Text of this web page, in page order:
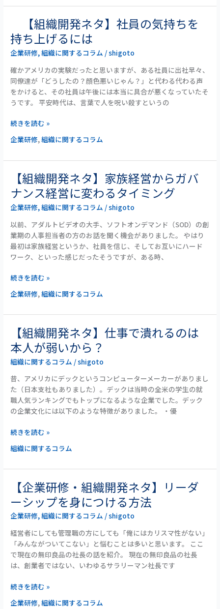
に
は
あ
の
だ
ろ
う
【組織開発ネタ】社員の気持ちを
持ち上げるには
企業研修,組織に関するコラム /shigoto
確かアメリカの実験だったと思いますが、ある社員に出社早々、
同僚達が「どうしたの？顔色悪いじゃん？」と代わる代わる声
をかけると、その社員は午後には本当に具合が悪くなっていたそ
うです。 平安時代は、言葉で人を呪い殺すというの
【組
織
開
発
ネ
タ】
社
員
の
気
持
を
上
げ
に
は
続きを読む »
企業研修,組織に関するコラム
【組織開発ネタ】家族経営からガバ
ナンス経営に変わるタイミング
企業研修,組織に関するコラム /shigoto
以前、アダルトビデオの大手、ソフトオンデマンド（SOD）の創
業期の人事担当者の方のお話を聞く機会がありました。 やはり
最初は家族経営というか、社員を信じ、そしてお互いにハード
ワーク、といった感じだったそうですが、ある時、
【組
織
開
発
タ】
家
族
経
営
か
ら
バ
ス
経
に
変
わ
る
イ
ミ
グ
続きを読む »
企業研修,組織に関するコラム
【組織開発ネタ】仕事で潰れるのは
本人が弱いから？
組織に関するコラム /shigoto
昔、アメリカにデックというコンピューターメーカーがありまし
た（日本支社もありました）。デックは当時の全米の学生の就
職人気ランキングでもトップになるような企業でした。デック
の企業文化には以下のような特徴がありました。 ・優
【組
織
開
発
ネ
タ】
仕
事
で
潰
れ
る
は
が
弱
か
ら？
続きを読む »
組織に関するコラム
【企業研修・組織開発ネタ】リーダ
ーシップを身につける方法
企業研修,組織に関するコラム /shigoto
経営者にしても管理職の方にしても「俺にはカリスマ性がない」
「みんながついてこない」と悩むことは多いと思います。 ここ
で現在の無印良品の社長の話を紹介。 現在の無印良品の社長
は、創業者ではない、いわゆるサラリーマン社長です
【企
研
修・
組
織
発
ネ
タ】
リ
ー
続きを読む »
企業研修,組織に関するコラム